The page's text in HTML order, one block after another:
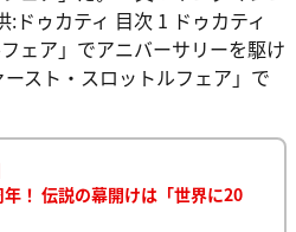
ドゥカティ 目次 1 ドゥカティ
ェア」でアニバーサリーを駆け
スト・スロットルフェア」で
年！ 伝説の幕開けは「世界に20